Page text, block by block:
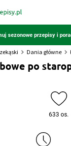
sezonowe przepisy i
Dania główne
po
633 os.